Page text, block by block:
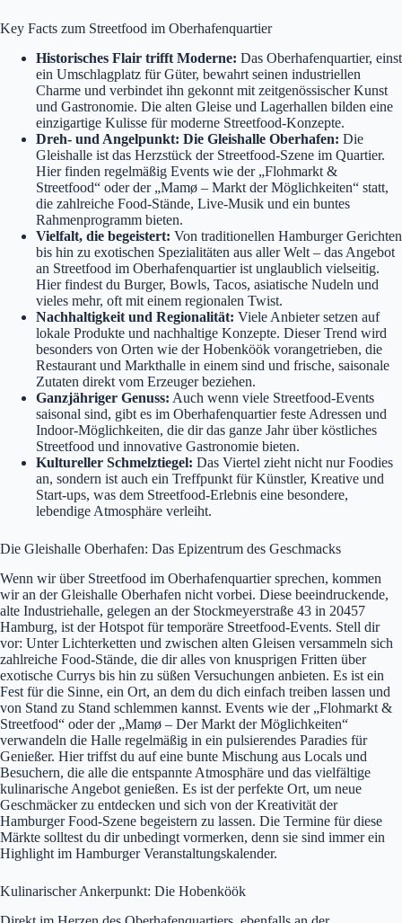
Key Facts zum Streetfood im Oberhafenquartier
Historisches Flair trifft Moderne: Das Oberhafenquartier, einst
ein Umschlagplatz für Güter, bewahrt seinen industriellen
Charme und verbindet ihn gekonnt mit zeitgenössischer Kunst
und Gastronomie. Die alten Gleise und Lagerhallen bilden eine
einzigartige Kulisse für moderne Streetfood-Konzepte.
Dreh- und Angelpunkt: Die Gleishalle Oberhafen: Die
Gleishalle ist das Herzstück der Streetfood-Szene im Quartier.
Hier finden regelmäßig Events wie der „Flohmarkt &
Streetfood“ oder der „Mamø – Markt der Möglichkeiten“ statt,
die zahlreiche Food-Stände, Live-Musik und ein buntes
Rahmenprogramm bieten.
Vielfalt, die begeistert: Von traditionellen Hamburger Gerichten
bis hin zu exotischen Spezialitäten aus aller Welt – das Angebot
an Streetfood im Oberhafenquartier ist unglaublich vielseitig.
Hier findest du Burger, Bowls, Tacos, asiatische Nudeln und
vieles mehr, oft mit einem regionalen Twist.
Nachhaltigkeit und Regionalität: Viele Anbieter setzen auf
lokale Produkte und nachhaltige Konzepte. Dieser Trend wird
besonders von Orten wie der Hobenköök vorangetrieben, die
Restaurant und Markthalle in einem sind und frische, saisonale
Zutaten direkt vom Erzeuger beziehen.
Ganzjähriger Genuss: Auch wenn viele Streetfood-Events
saisonal sind, gibt es im Oberhafenquartier feste Adressen und
Indoor-Möglichkeiten, die dir das ganze Jahr über köstliches
Streetfood und innovative Gastronomie bieten.
Kultureller Schmelztiegel: Das Viertel zieht nicht nur Foodies
an, sondern ist auch ein Treffpunkt für Künstler, Kreative und
Start-ups, was dem Streetfood-Erlebnis eine besondere,
lebendige Atmosphäre verleiht.
Die Gleishalle Oberhafen: Das Epizentrum des Geschmacks
Wenn wir über Streetfood im Oberhafenquartier sprechen, kommen
wir an der Gleishalle Oberhafen nicht vorbei. Diese beeindruckende,
alte Industriehalle, gelegen an der Stockmeyerstraße 43 in 20457
Hamburg, ist der Hotspot für temporäre Streetfood-Events. Stell dir
vor: Unter Lichterketten und zwischen alten Gleisen versammeln sich
zahlreiche Food-Stände, die dir alles von knusprigen Fritten über
exotische Currys bis hin zu süßen Versuchungen anbieten. Es ist ein
Fest für die Sinne, ein Ort, an dem du dich einfach treiben lassen und
von Stand zu Stand schlemmen kannst. Events wie der „Flohmarkt &
Streetfood“ oder der „Mamø – Der Markt der Möglichkeiten“
verwandeln die Halle regelmäßig in ein pulsierendes Paradies für
Genießer. Hier triffst du auf eine bunte Mischung aus Locals und
Besuchern, die alle die entspannte Atmosphäre und das vielfältige
kulinarische Angebot genießen. Es ist der perfekte Ort, um neue
Geschmäcker zu entdecken und sich von der Kreativität der
Hamburger Food-Szene begeistern zu lassen. Die Termine für diese
Märkte solltest du dir unbedingt vormerken, denn sie sind immer ein
Highlight im Hamburger Veranstaltungskalender.
Kulinarischer Ankerpunkt: Die Hobenköök